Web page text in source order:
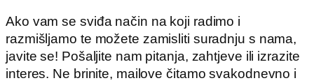
Ako vam se sviđa način na koji radimo i
razmišljamo te možete zamisliti suradnju s nama,
javite se! Pošaljite nam pitanja, zahtjeve ili izrazite
interes. Ne brinite, mailove čitamo svakodnevno i